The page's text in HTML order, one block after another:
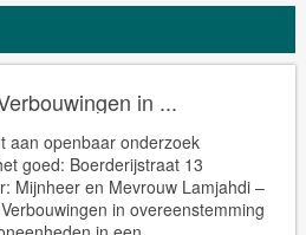
in ...
aan openbaar onderzoek
goed: Boerderijstraat 13
Mijnheer en Mevrouw Lamjahdi –
in overeenstemming